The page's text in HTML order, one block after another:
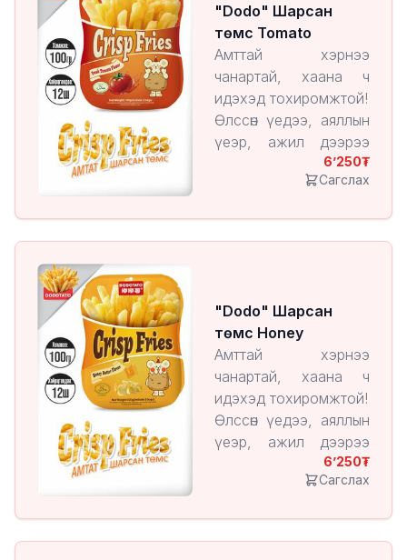
байх ёстой
бүтээгдэхүүн 🦷
3 секундэд
хэрэглэхэд
төгс. Зажлаад л болоо
🦷
"Dodo" Шарсан
төмс Tomato
Амттай хэрнээ
чанартай, хаана ч
идэхэд тохиромжтой!
Өлссөн үедээ, аяллын
үеэр, ажил дээрээ
эсвэл гэртээ
тухлангаа ч идэх
6’250
Сагслах
"Dodo" Шарсан
төмс Honey
Амттай хэрнээ
чанартай, хаана ч
идэхэд тохиромжтой!
Өлссөн үедээ, аяллын
үеэр, ажил дээрээ
эсвэл гэртээ
тухлангаа ч идэх
6’250
Сагслах